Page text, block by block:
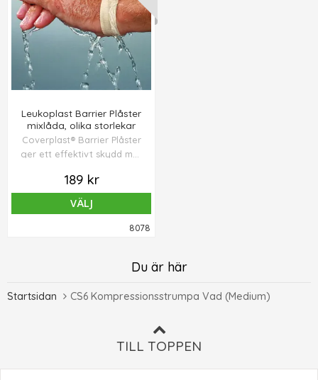
Leukoplast Barrier Plåster
mixlåda, olika storlekar
Coverplast® Barrier Plåster
ger ett effektivt skydd mot
för patienter och
sjukvårdspersonal.
189 kr
VÄLJ
8078
Du är här
Startsidan CS6 Kompressionsstrumpa Vad (Medium)
TILL TOPPEN